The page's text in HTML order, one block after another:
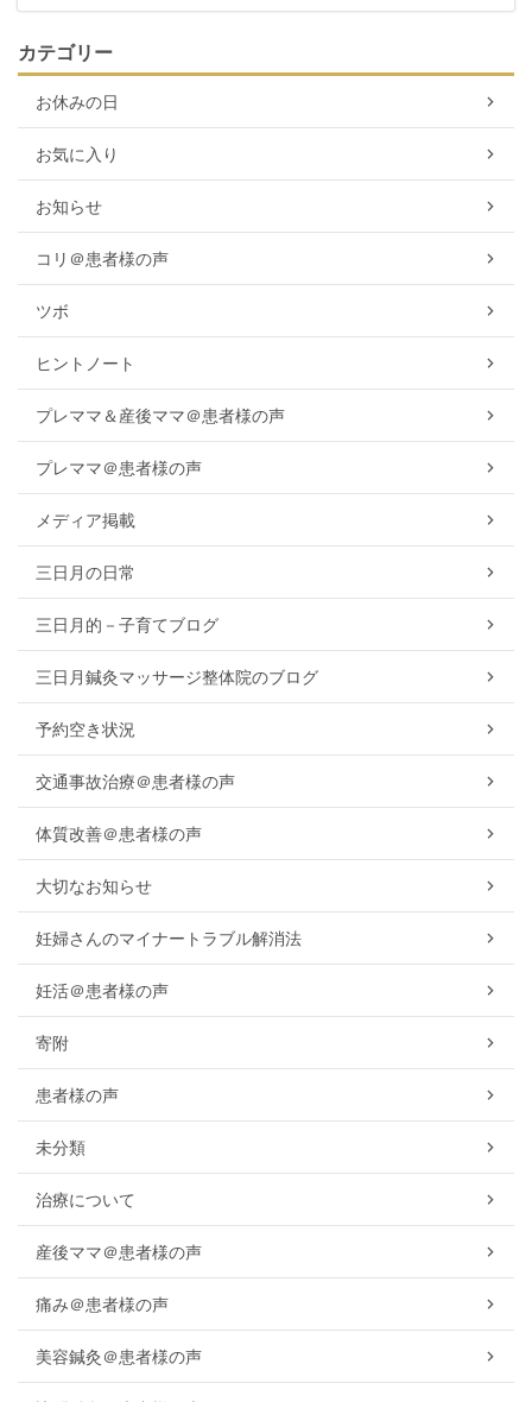
カテゴリー
お休みの日
お気に入り
お知らせ
コリ＠患者様の声
ツボ
ヒントノート
プレママ＆産後ママ＠患者様の声
プレママ＠患者様の声
メディア掲載
三日月の日常
三日月的－子育てブログ
三日月鍼灸マッサージ整体院のブログ
予約空き状況
交通事故治療＠患者様の声
体質改善＠患者様の声
大切なお知らせ
妊婦さんのマイナートラブル解消法
妊活＠患者様の声
寄附
患者様の声
未分類
治療について
産後ママ＠患者様の声
痛み＠患者様の声
美容鍼灸＠患者様の声